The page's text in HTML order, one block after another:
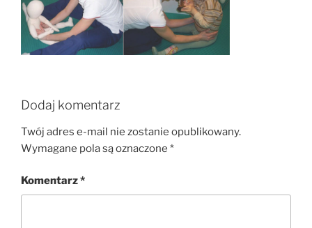
Dodaj komentarz
Twój adres e-mail nie zostanie opublikowany.
Wymagane pola są oznaczone *
Komentarz*